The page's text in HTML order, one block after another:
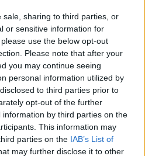
sale, sharing to third parties, or
or sensitive information for
use the below opt-out
Please note that after your
you may continue seeing
personal information utilized by
to third parties prior to
opt-out of the further
by third parties on the
This information may
parties on the IAB’s List of
may further disclose it to other
ismét összegyűlt annyi
most kizárólag velük
debütál azAWS
nyelvű feldolgozás